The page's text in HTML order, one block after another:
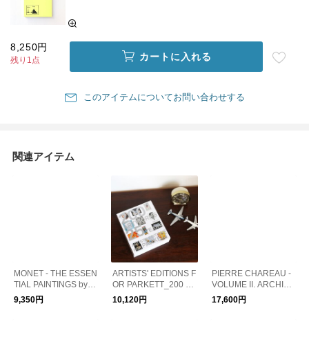
8,250円
残り1点 カートに入れる
このアイテムについてお問い合わせする
関連アイテム
MONET - THE ESSEN
TIAL PAINTINGS by A
nne Sefrioui/モネ 作品
集 アートブック
9,350円
ARTISTS' EDITIONS F
OR PARKETT_200 A
RT WORKS 25 YEAR
S/アートブック
10,120円
PIERRE CHAREAU -
VOLUME II. ARCHITE
CTURE INTERIEURE.
ARCHITECTURE./ピ
17,600円